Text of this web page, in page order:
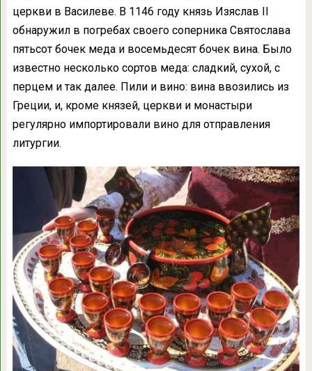
церкви в Василеве. В 1146 году князь Изяслав II
обнаружил в погребах своего соперника Святослава
пятьсот бочек меда и восемьдесят бочек вина. Было
известно несколько сортов меда: сладкий, сухой, с
перцем и так далее. Пили и вино: вина ввозились из
Греции, и, кроме князей, церкви и монастыри
регулярно импортировали вино для отправления
литургии.